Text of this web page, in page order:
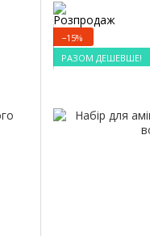
−15%
РАЗОМ ДЕШЕВШЕ!